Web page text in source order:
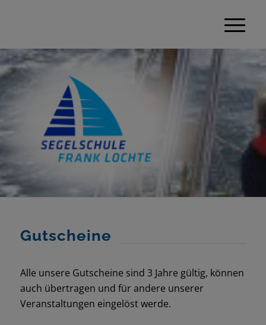
Gutscheine
Alle unsere Gutscheine sind 3 Jahre gültig, können
auch übertragen und für andere unserer
Veranstaltungen eingelöst werde.